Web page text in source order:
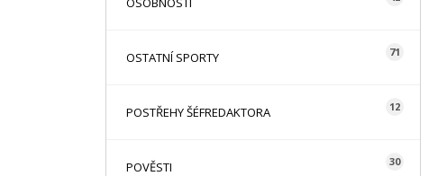
OSTATNÍ SPORTY 71
POSTŘEHY ŠÉFREDAKTORA 12
POVĚSTI 30